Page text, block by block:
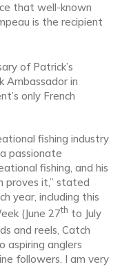
that well-known
is the recipient
of Patrick’s
Ambassador in
only French
fishing industry
passionate
fishing, and his
proves it,” stated
year, including this
(June 27th to July
and reels, Catch
aspiring anglers
followers. I am very